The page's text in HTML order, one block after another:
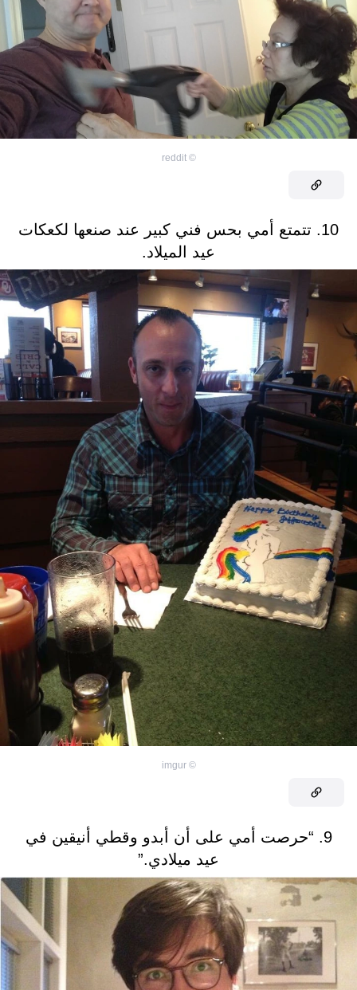
©
reddit
10. تتمتع أمي بحس فني كبير عند صنعها لكعكات
عيد الميلاد.
©
imgur
9. “حرصت أمي على أن أبدو وقطي أنيقين في
عيد ميلادي.”